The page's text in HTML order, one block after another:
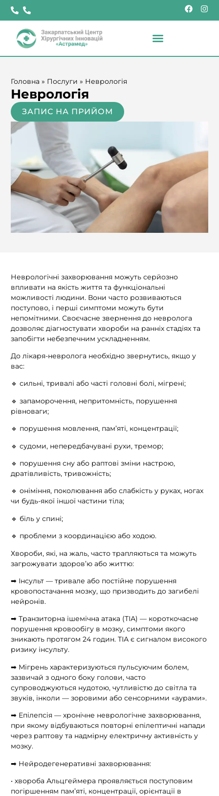
Головна » Послуги » Неврологія
Неврологія
ЗАПИС НА ПРИЙОМ
Неврологічні захворювання можуть серйозно
впливати на якість життя та функціональні
можливості людини. Вони часто розвиваються
поступово, і перші симптоми можуть бути
непомітними. Своєчасне звернення до невролога
дозволяє діагностувати хвороби на ранніх стадіях та
запобігти небезпечним ускладненням.
До лікаря-невролога необхідно звернутись, якщо у
вас:
🔹 сильні, тривалі або часті головні болі, мігрені;
🔹 запаморочення, непритомність, порушення
рівноваги;
🔹 порушення мовлення, пам’яті, концентрації;
🔹 судоми, непередбачувані рухи, тремор;
🔹 порушення сну або раптові зміни настрою,
дратівливість, тривожність;
🔹 оніміння, поколювання або слабкість у руках, ногах
чи будь-якої іншої частини тіла;
🔹 біль у спині;
🔹 проблеми з координацією або ходою.
Хвороби, які, на жаль, часто трапляються та можуть
загрожувати здоров’ю або життю:
➡ Інсульт — тривале або постійне порушення
кровопостачання мозку, що призводить до загибелі
нейронів.
➡ Транзиторна ішемічна атака (ТІА) — короткочасне
порушення кровообігу в мозку, симптоми якого
зникають протягом 24 годин. ТІА є сигналом високого
ризику інсульту.
➡ Мігрень характеризуються пульсуючим болем,
зазвичай з одного боку голови, часто
супроводжуються нудотою, чутливістю до світла та
звуків, інколи — зоровими або сенсорними «аурами».
➡ Епілепсія — хронічне неврологічне захворювання,
при якому відбуваються повторні епілептичні напади
через раптову та надмірну електричну активність у
мозку.
➡ Нейродегенеративні захворювання:
• хвороба Альцгеймера проявляється поступовим
погіршенням пам’яті, концентрації, орієнтації в